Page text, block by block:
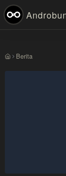
Beranda
Berita